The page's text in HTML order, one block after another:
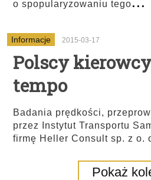
o spopularyzowaniu tego
Informacje 2015-03-17
Polscy
tempo
Badania prędkości,
przez Instytut Transportu
firmę Heller Consult sp. z o.
Pokaż